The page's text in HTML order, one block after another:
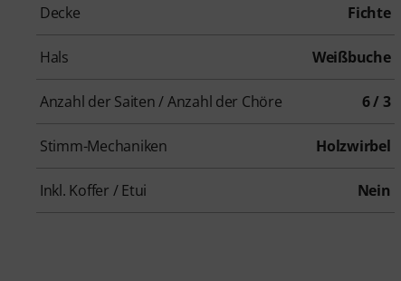
Decke Fichte
Hals Weißbuche
Anzahl der Saiten / Anzahl der Chöre 6 / 3
Stimm-Mechaniken Holzwirbel
Inkl. Koffer / Etui Nein